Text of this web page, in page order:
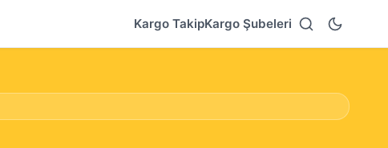
Kargo TakipKargo Şubeleri